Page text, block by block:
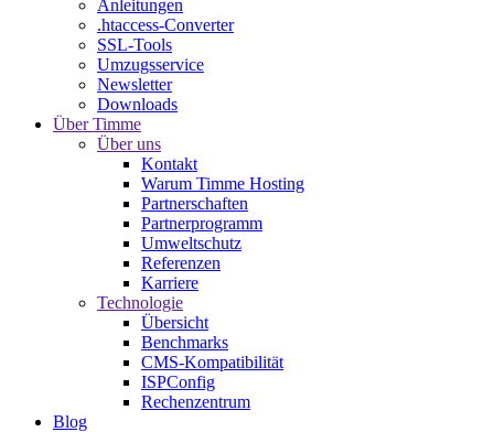
Anleitungen
.htaccess-Converter
SSL-Tools
Umzugsservice
Newsletter
Downloads
Über Timme
Über uns
Kontakt
Warum Timme Hosting
Partnerschaften
Partnerprogramm
Umweltschutz
Referenzen
Karriere
Technologie
Übersicht
Benchmarks
CMS-Kompatibilität
ISPConfig
Rechenzentrum
Blog